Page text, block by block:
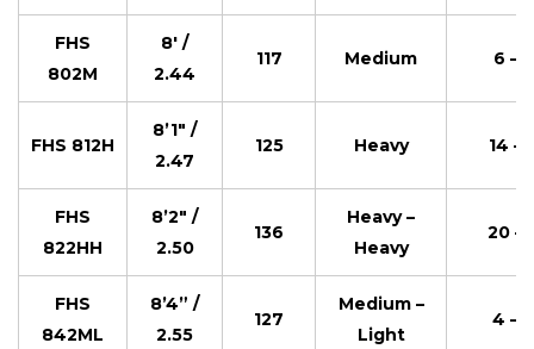
FHS
802M
8′ /
2.44
117 Medium 6 –
FHS 812H
8’1″ /
2.47
125 Heavy 14 –
FHS
822HH
8’2″ /
2.50
136
Heavy –
Heavy
20 –
FHS
842ML
8’4” /
2.55
127
Medium –
Light
4 –